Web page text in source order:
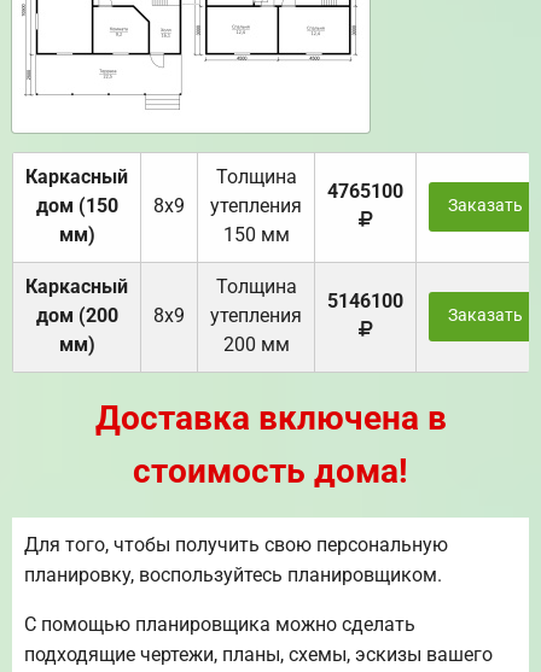
Каркасный
дом (150
мм)
8х9
Толщина
утепления
150 мм
4765100
Заказать
Каркасный
дом (200
мм)
8х9
Толщина
утепления
200 мм
5146100
Заказать
Доставка включена в
стоимость дома!
Для того, чтобы получить свою персональную
планировку, воспользуйтесь планировщиком.
С помощью планировщика можно сделать
подходящие чертежи, планы, схемы, эскизы вашего